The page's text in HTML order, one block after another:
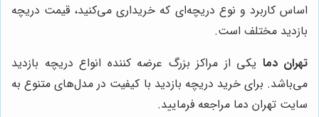
اساس کاربرد و نوع دریچه‌ای که خریداری می‌کنید، قیمت دریچه
بازدید مختلف است.
تهران دما یکی از مراکز بزرگ عرضه کننده انواع دریچه بازدید
می‌باشد. برای خرید دریچه بازدید با کیفیت در مدل‌های متنوع به
سایت تهران دما مراجعه فرمایید.